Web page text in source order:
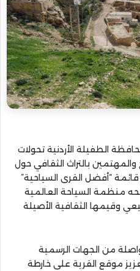
الطفيلة الأردنية تحولات
بالتراث الثقافي حول
“أفضل القرى السياحية”
تمنحه منظمة السياحة العالمية
وقيمها الثقافية الأصيلة
من الجهات الرسمية
موقع القرية على خارطة